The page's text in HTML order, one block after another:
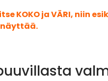
KOKO ja VÄRI,